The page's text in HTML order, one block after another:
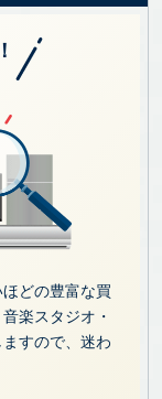
どの豊富な買
楽スタジオ・
すので、迷わ